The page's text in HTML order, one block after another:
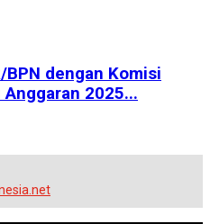
dengan Komisi
Anggaran 2025...